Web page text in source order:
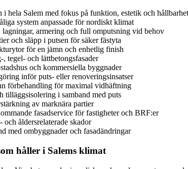
hela Salem med fokus på funktion, estetik och
system anpassade för nordiskt klimat
armering och full omputsning vid behov
och släpp i putsen för säker fästyta
för en jämn och enhetlig finish
tegel- och lättbetongsfasader
och kommersiella byggnader
inför puts- eller renoveringsinsatser
förbehandling för maximal vidhäftning
tilläggsisolering i samband med puts
av marknära partier
fasadservice för fastigheter och BRF:er
åldersrelaterade skador
med ombyggnader och fasadändringar
håller i Salems klimat